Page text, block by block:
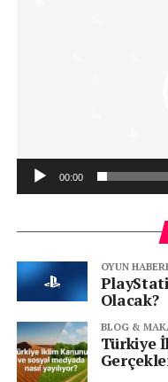
00:00
OYUN
Olacak?
BLOG &
Türkiye